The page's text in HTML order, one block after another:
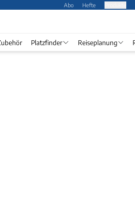
Abo Hefte
Platzfinder Reiseplanung